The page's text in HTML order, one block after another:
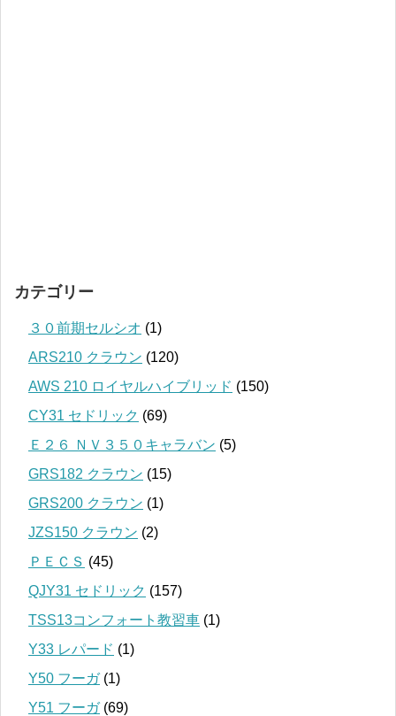
カテゴリー
３０前期セルシオ (1)
ARS210 クラウン (120)
AWS 210 ロイヤルハイブリッド (150)
CY31 セドリック (69)
Ｅ２６ ＮＶ３５０キャラバン (5)
GRS182 クラウン (15)
GRS200 クラウン (1)
JZS150 クラウン (2)
ＰＥＣＳ (45)
QJY31 セドリック (157)
TSS13コンフォート教習車 (1)
Y33 レパード (1)
Y50 フーガ(1)
Y51 フーガ(69)